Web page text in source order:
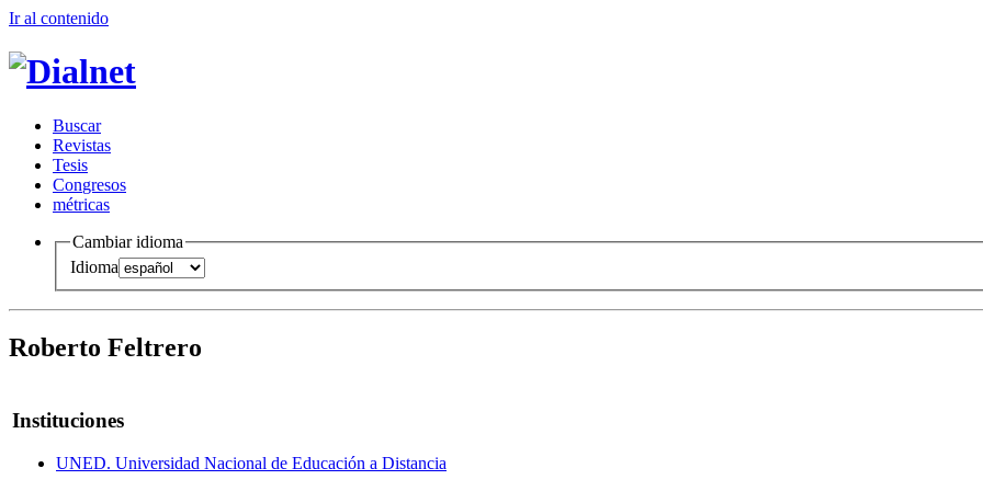
Ir al contenido
Buscar
Revistas
Tesis
Congresos
métricas
Cambiar idioma
Idioma
Roberto Feltrero
Instituciones
UNED. Universidad Nacional de Educación a Distancia